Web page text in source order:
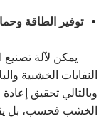
توفير الطاقة
النفايات الخشبية
وبالتالي تحقيق
الخشب فحسب، بل